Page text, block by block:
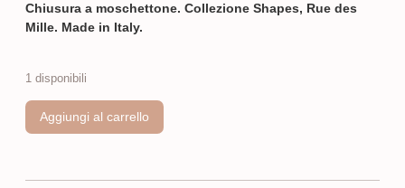
Chiusura a moschettone. Collezione Shapes, Rue des
Mille. Made in Italy.
1 disponibili
Aggiungi al carrello